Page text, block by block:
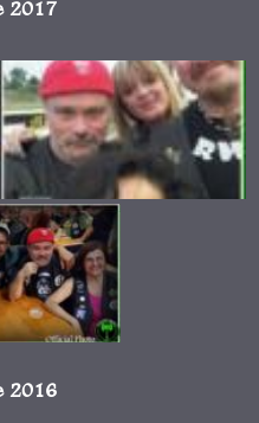
2017
2016